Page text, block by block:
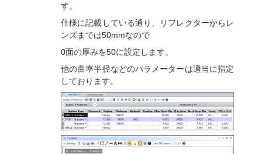
す。
仕様に記載している通り、リフレクターからレ
ンズまでは50mmなので
0面の厚みを50に設定します。
他の曲率半径などのパラメーターは適当に指定
しております。